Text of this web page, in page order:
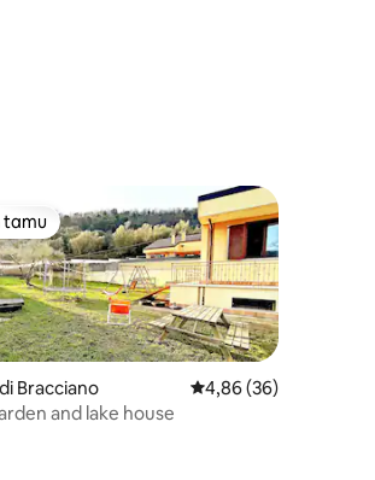
135 ulasan
tamu
tamu
Bracciano Nilai rata-rata 4,86
4,86 (36)
and lake house